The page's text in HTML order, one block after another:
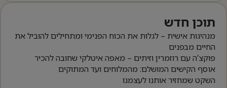
תוכן חדש
מנהיגות אישית – לגלות את הכוח הפנימי ומתחילים להוביל את
החיים מבפנים
פוקצ’ה עם רוזמרין וזיתים – מאפה איטלקי שחובה להכיר
אוסף הקישים המושלם: מהמלוחים ועד המתוקים
השקט שמחזיר אותנו לעצמנו